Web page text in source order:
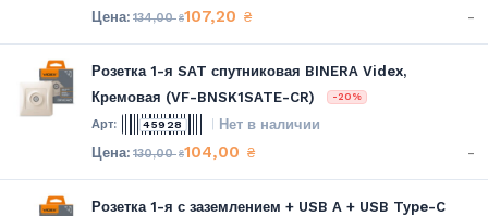
134,00₴107,20 ₴ -
Розетка 1-я SAT спутниковая BINERA Videx,
Кремовая (VF-BNSK1SATE-CR)
-20%
45928 Нет в наличии
130,00₴104,00 ₴ -
Розетка 1-я с заземлением + USB A + USB Type-C